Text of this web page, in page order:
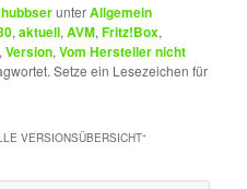
unterAllgemein
,aktuell,AVM,Fritz!Box,
,Version,Vom Hersteller nicht
Setze ein Lesezeichen für
VERSIONSÜBERSICHT“